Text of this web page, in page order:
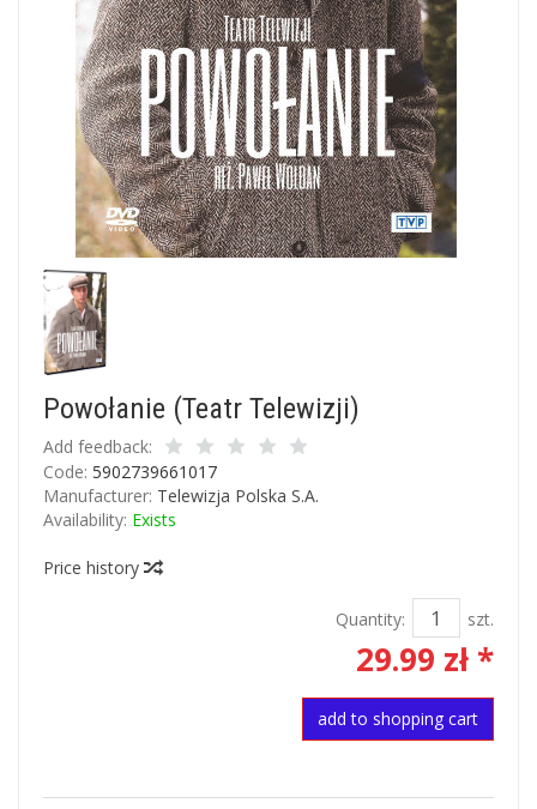
Powołanie (Teatr Telewizji)
Add feedback:
Code: 5902739661017
Manufacturer: Telewizja Polska S.A.
Availability: Exists
Price history
Quantity: szt.
29.99 zł *
add to shopping cart